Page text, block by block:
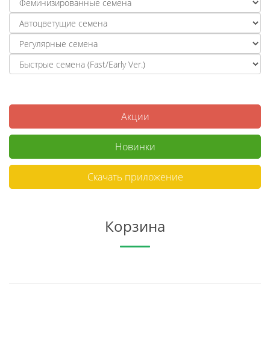
Акции
Новинки
Скачать приложение
Корзина